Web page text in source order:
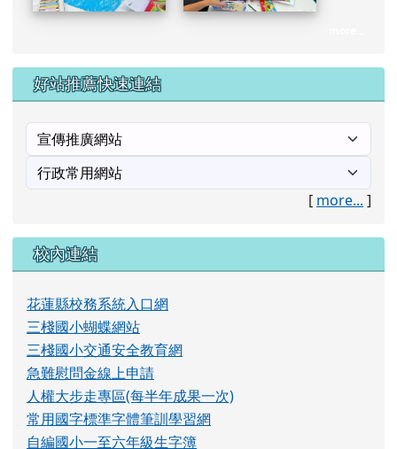
好站推薦快速連結
[ more... ]
校內連結
花蓮縣校務系統入口網
三棧國小蝴蝶網站
三棧國小交通安全教育網
急難慰問金線上申請
人權大步走專區(每半年成果一次)
常用國字標準字體筆訓學習網
自編國小一至六年級生字簿